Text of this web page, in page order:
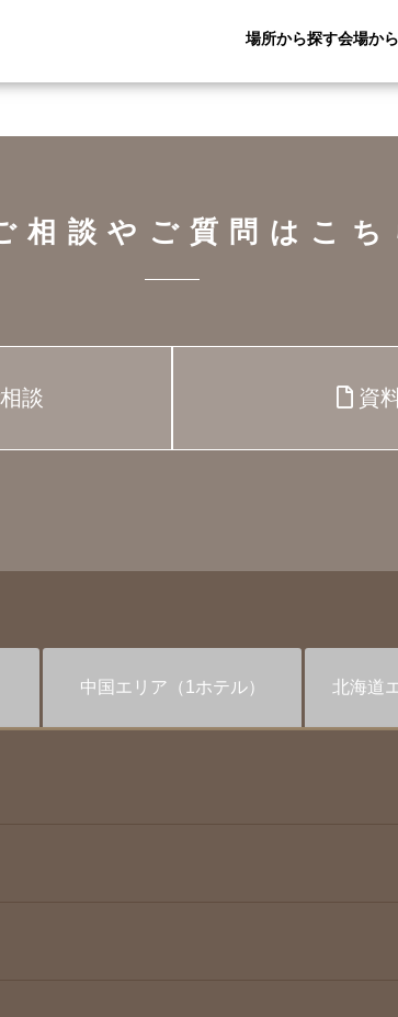
場所から探す会場か
相談や ご質問はこち
談 資
中国 エリア （1ホテル） 北海道